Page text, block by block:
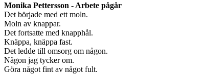
Monika Pettersson - Arbete pågår
Det började med ett moln.
Moln av knappar.
Det fortsatte med knapphål.
Knäppa, knäppa fast.
Det ledde till omsorg om någon.
Någon jag tycker om.
Göra något fint av något fult.